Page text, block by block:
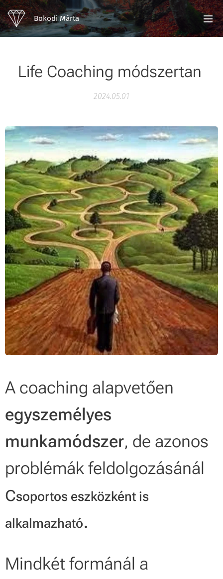
Bokodi Márta
Life Coaching módszertan
2024.05.01
A coaching alapvetően
egyszemélyes
munkamódszer, de azonos
problémák feldolgozásánál
csoportos eszközként is
alkalmazható.
Mindkét formánál a